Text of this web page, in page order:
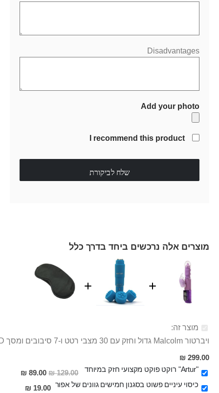
Disadvantages
Add your photo
I recommend this product
שלח לביקורת
מוצרים אלה נרכשים ביחד בדרך כלל
מוצר זה:
ויברטור Malcolm גדול וחזק עם 30 מצבי רטט ו-7 סיבובים ומסך LED
299.00 ₪
"Artur" רוקט פוקט מקצועי חזק במיוחד
129.00 ₪
מחיר
מבצע
89.00 ₪
כיסוי עיניים פשוט בסגנון חמישים גוונים של אפור 19.00 ₪